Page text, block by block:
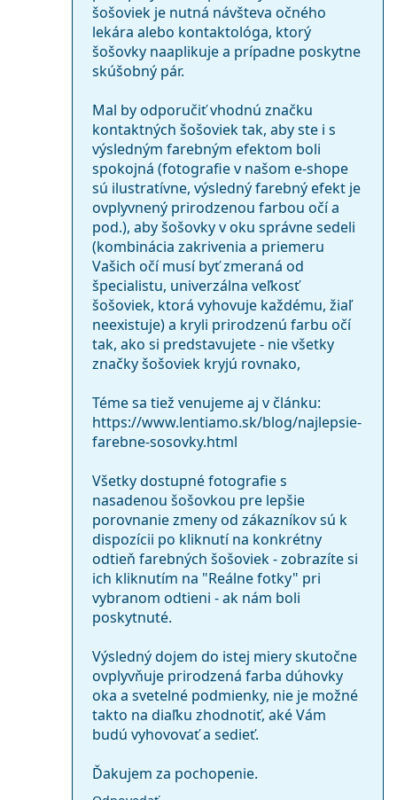
šošoviek je nutná návšteva očného
lekára alebo kontaktológa, ktorý
šošovky naaplikuje a prípadne poskytne
skúšobný pár.
Mal by odporučiť vhodnú značku
kontaktných šošoviek tak, aby ste i s
výsledným farebným efektom boli
spokojná (fotografie v našom e-shope
sú ilustratívne, výsledný farebný efekt je
ovplyvnený prirodzenou farbou očí a
pod.), aby šošovky v oku správne sedeli
(kombinácia zakrivenia a priemeru
Vašich očí musí byť zmeraná od
špecialistu, univerzálna veľkosť
šošoviek, ktorá vyhovuje každému, žiaľ
neexistuje) a kryli prirodzenú farbu očí
tak, ako si predstavujete - nie všetky
značky šošoviek kryjú rovnako,
Téme sa tiež venujeme aj v článku:
https://www.lentiamo.sk/blog/najlepsie-
farebne-sosovky.html
Všetky dostupné fotografie s
nasadenou šošovkou pre lepšie
porovnanie zmeny od zákazníkov sú k
dispozícii po kliknutí na konkrétny
odtieň farebných šošoviek - zobrazíte si
ich kliknutím na "Reálne fotky" pri
vybranom odtieni - ak nám boli
poskytnuté.
Výsledný dojem do istej miery skutočne
ovplyvňuje prirodzená farba dúhovky
oka a svetelné podmienky, nie je možné
takto na diaľku zhodnotiť, aké Vám
budú vyhovovať a sedieť.
Ďakujem za pochopenie.